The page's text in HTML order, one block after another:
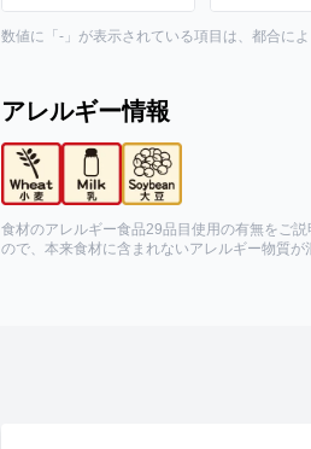
数値に「-」が表示されている項目は、都合に
アレルギー情報
食材のアレルギー食品29品目使用の有無をご
ので、本来食材に含まれないアレルギー物質が